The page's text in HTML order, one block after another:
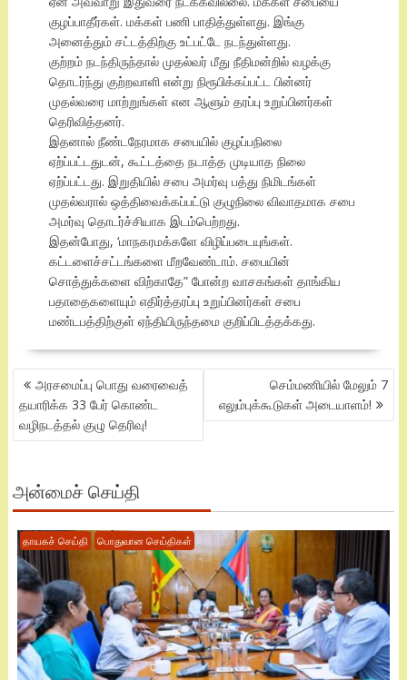
குழப்பாதீர்கள். மக்கள் பணி பாதித்துள்ளது. இங்கு
அனைத்தும் சட்டத்திற்கு உட்பட்டே நடந்துள்ளது.
குற்றம் நடந்திருந்தால் முதல்வர் மீது நீதிமன்றில் வழக்கு
தொடர்ந்து குற்றவாளி என்று நிரூபிக்கப்பட்ட பின்னர்
முதல்வரை மாற்றுங்கள் என ஆளும் தரப்பு உறுப்பினர்கள்
தெரிவித்தனர்.
இதனால் நீண்டநேரமாக சபையில் குழப்பநிலை
ஏற்ப்பட்டதுடன், கூட்டத்தை நடாத்த முடியாத நிலை
ஏற்ப்பட்டது. இறுதியில் சபை அமர்வு பத்து நிமிடங்கள்
முதல்வரால் ஒத்திவைக்கப்பட்டு குழுநிலை விவாதமாக சபை
அமர்வு தொடர்ச்சியாக இடம்பெற்றது.
இதன்போது, ‘மாநகரமக்களே விழிப்படையுங்கள்.
கட்டளைச்சட்டங்களை மீறவேண்டாம். சபையின்
சொத்துக்களை விற்காதே” போன்ற வாசகங்கள் தாங்கிய
பதாதைகளையும் எதிர்த்தரப்பு உறுப்பினர்கள் சபை
மண்டபத்திற்குள் ஏந்தியிருந்தமை குறிப்பிடத்தக்கது.
POST
NAVIGATION
அரசமைப்பு பொது வரைவைத்
தயாரிக்க 33 பேர் கொண்ட
வழிநடத்தல் குழு தெரிவு!
செம்மணியில் மேலும் 7
எலும்புக்கூடுகள் அடையாளம்!
அன்மைச் செய்தி
தாயகச் செய்தி பொதுவான செய்திகள்